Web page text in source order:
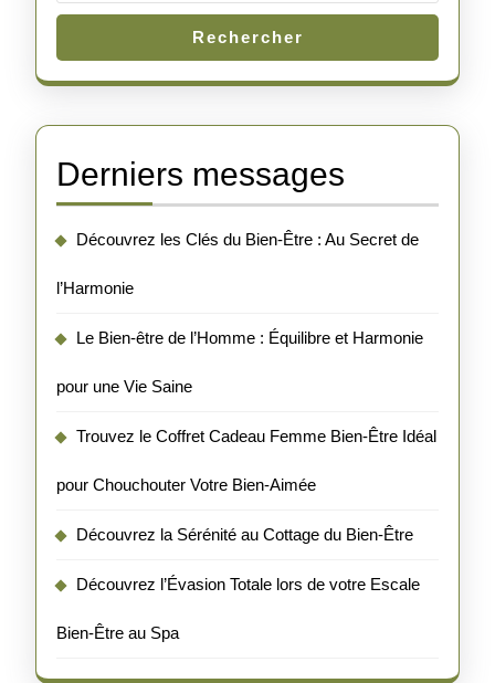
Rechercher
Derniers messages
Découvrez les Clés du Bien-Être : Au Secret de
l’Harmonie
Le Bien-être de l’Homme : Équilibre et Harmonie
pour une Vie Saine
Trouvez le Coffret Cadeau Femme Bien-Être Idéal
pour Chouchouter Votre Bien-Aimée
Découvrez la Sérénité au Cottage du Bien-Être
Découvrez l’Évasion Totale lors de votre Escale
Bien-Être au Spa